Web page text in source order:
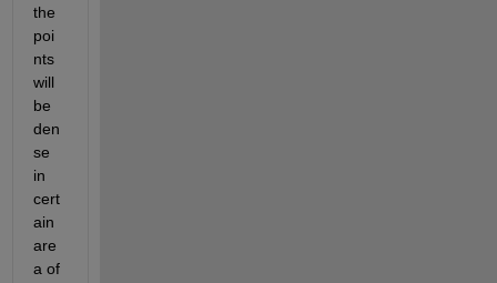
the
poi
nts
will
be
den
se
in
cert
ain
are
a of